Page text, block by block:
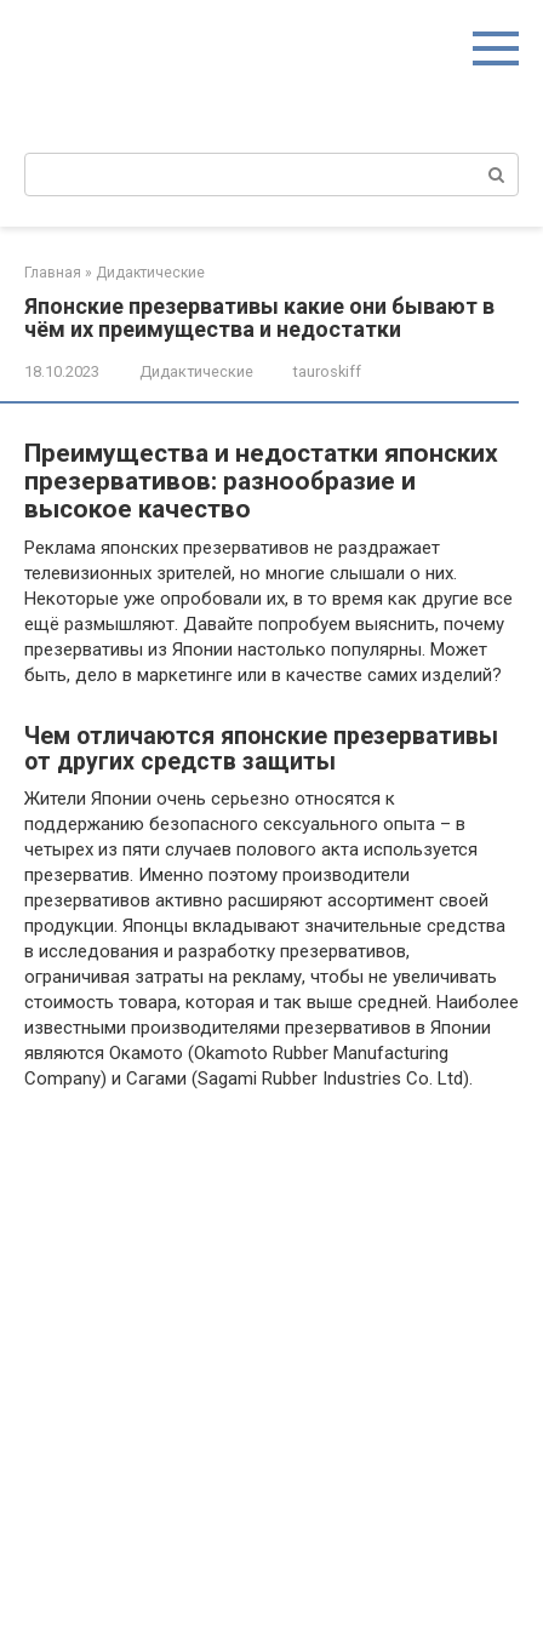
Поиск:
Главная » Дидактические
Японские презервативы какие они бывают в
чём их преимущества и недостатки
18.10.2023 Дидактические tauroskiff
Преимущества и недостатки японских
презервативов: разнообразие и
высокое качество
Реклама японских презервативов не раздражает
телевизионных зрителей, но многие слышали о них.
Некоторые уже опробовали их, в то время как другие все
ещё размышляют. Давайте попробуем выяснить, почему
презервативы из Японии настолько популярны. Может
быть, дело в маркетинге или в качестве самих изделий?
Чем отличаются японские презервативы
от других средств защиты
Жители Японии очень серьезно относятся к
поддержанию безопасного сексуального опыта – в
четырех из пяти случаев полового акта используется
презерватив. Именно поэтому производители
презервативов активно расширяют ассортимент своей
продукции. Японцы вкладывают значительные средства
в исследования и разработку презервативов,
ограничивая затраты на рекламу, чтобы не увеличивать
стоимость товара, которая и так выше средней. Наиболее
известными производителями презервативов в Японии
являются Окамото (Okamoto Rubber Manufacturing
Company) и Сагами (Sagami Rubber Industries Co. Ltd).